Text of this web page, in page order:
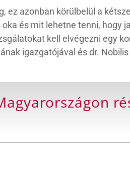
ez azonban körülbelül a
és mit lehetne tenni, hogy
kell elvégezni egy
igazgatójával és dr.